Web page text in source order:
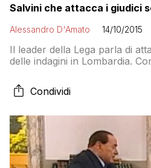
Salvini che attacca i giudici
Alessandro D'Amato 14/10/2015
Il leader della Lega parla di
delle indagini in Lombardia.
“curiose” di quelle dell’ex
Condividi